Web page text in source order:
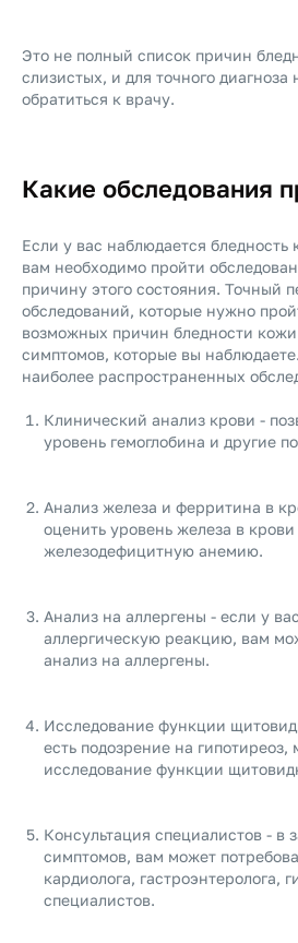
Это не полный список причин
слизистых, и для точного диагноза
обратиться к врачу.
Какие обследования
Если у вас наблюдается бледность
вам необходимо пройти
причину этого состояния. Точный
обследований, которые нужно
возможных причин бледности
симптомов, которые вы
наиболее распространенных
Клинический анализ крови -
уровень гемоглобина и другие
Анализ железа и ферритина в
оценить уровень железа в
железодефицитную анемию.
Анализ на аллергены - если у
аллергическую реакцию, вам
анализ на аллергены.
Исследование функции
есть подозрение на гипотиреоз,
исследование функции
Консультация специалистов - в
симптомов, вам может
кардиолога, гастроэнтеролога,
специалистов.